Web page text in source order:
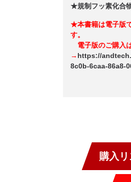
★規制フッ素化合
★本書籍は電子版
す。
電子版のご購入
→ https://
8c0b-6caa-86a8-
購入